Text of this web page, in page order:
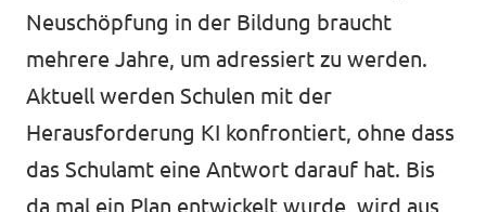
Neuschöpfung in der Bildung braucht
mehrere Jahre, um adressiert zu werden.
Aktuell werden Schulen mit der
Herausforderung KI konfrontiert, ohne dass
das Schulamt eine Antwort darauf hat. Bis
da mal ein Plan entwickelt wurde, wird aus